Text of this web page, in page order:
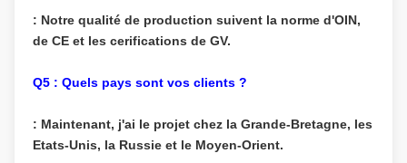
: Notre qualité de production suivent la norme d'OIN,
de CE et les cerifications de GV.
Q5 : Quels pays sont vos clients ?
: Maintenant, j'ai le projet chez la Grande-Bretagne, les
Etats-Unis, la Russie et le Moyen-Orient.